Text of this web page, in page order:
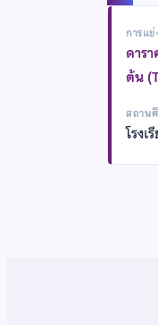
การแ
ดาร
ต้น
สถาน
โรง